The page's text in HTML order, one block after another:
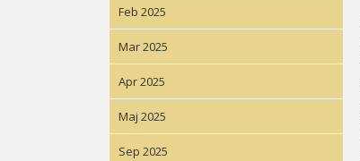
Feb 2025
Mar 2025
Apr 2025
Maj 2025
Sep 2025